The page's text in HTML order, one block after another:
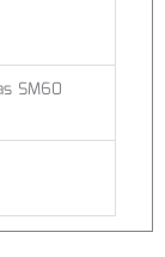
SM60